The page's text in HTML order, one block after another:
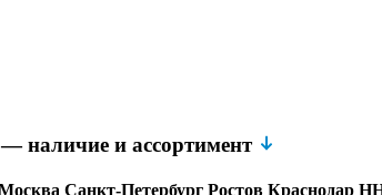
наличие и ассортимент
Санкт-Петербург Ростов Краснодар